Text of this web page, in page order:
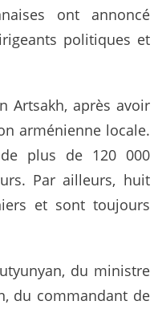
ont annoncé
politiques et
Artsakh, après avoir
arménienne locale.
plus de 120 000
Par ailleurs, huit
et sont toujours
du ministre
du commandant de